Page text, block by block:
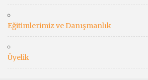
Eğitimlerimiz ve Danışmanlık
Üyelik